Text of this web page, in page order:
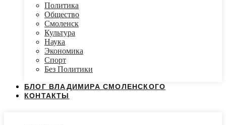
Политика
Общество
Смоленск
Культура
Наука
Экономика
Спорт
Без Политики
БЛОГ ВЛАДИМИРА СМОЛЕНСКОГО
КОНТАКТЫ